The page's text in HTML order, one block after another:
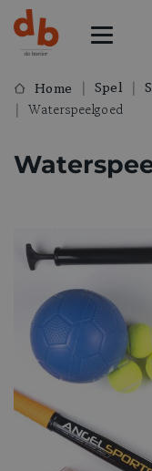
Home Spel
Waterspeelgoed